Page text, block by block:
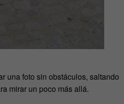
una foto sin obstáculos, saltando
mirar un poco más allá.